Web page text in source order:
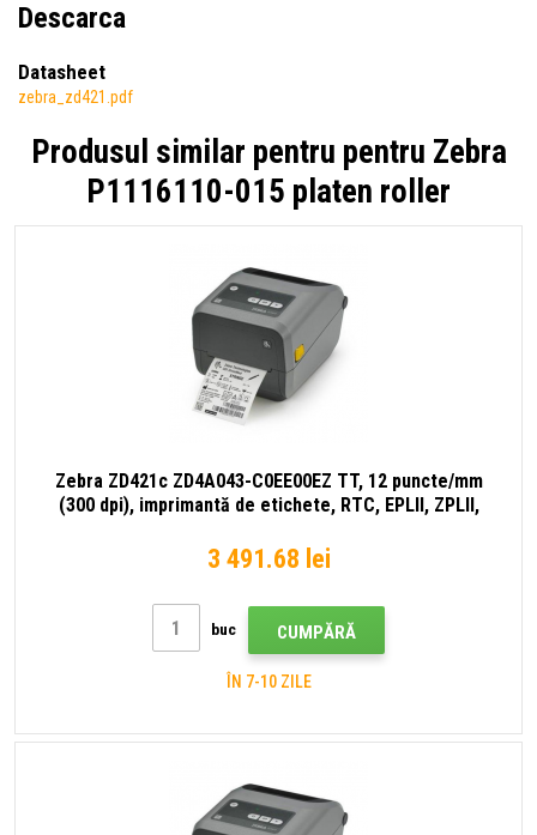
Descarca
Datasheet
zebra_zd421.pdf
Produsul similar pentru pentru Zebra
P1116110-015 platen roller
Zebra ZD421c ZD4A043-C0EE00EZ TT, 12 puncte/mm
(300 dpi), imprimantă de etichete, RTC, EPLII, ZPLII,
GC420t)
3 491.68 lei
buc CUMPĂRĂ
ÎN 7-10 ZILE